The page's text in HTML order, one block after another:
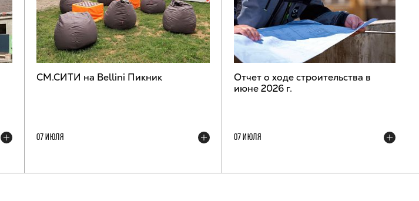
СМ.СИТИ на Bellini Пикник
07 ИЮЛЯ
Отчет о ходе строительства в
июне 2026 г.
07 ИЮЛЯ